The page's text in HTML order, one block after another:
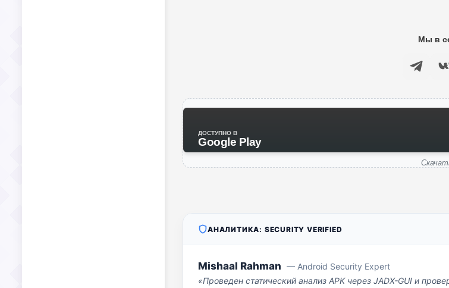
Мы в
ДОСТУПНО В
Google Play
АНАЛИТИКА: SECURITY VERIFIED
Mishaal Rahman — Android Security Expert
«Проведен статический анализ APK через JADX-GUI и